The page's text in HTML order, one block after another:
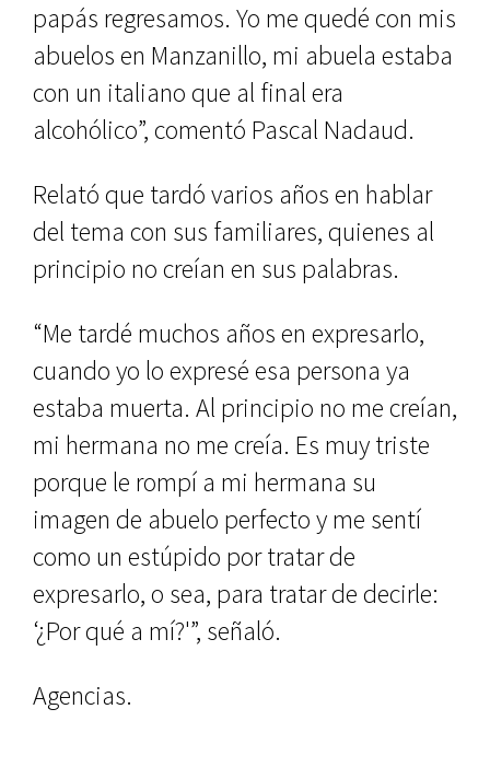
papás regresamos. Yo me quedé con mis
abuelos en Manzanillo, mi abuela estaba
con un italiano que al final era
alcohólico”, comentó Pascal Nadaud.
Relató que tardó varios años en hablar
del tema con sus familiares, quienes al
principio no creían en sus palabras.
“Me tardé muchos años en expresarlo,
cuando yo lo expresé esa persona ya
estaba muerta. Al principio no me creían,
mi hermana no me creía. Es muy triste
porque le rompí a mi hermana su
imagen de abuelo perfecto y me sentí
como un estúpido por tratar de
expresarlo, o sea, para tratar de decirle:
‘¿Por qué a mí?'”, señaló.
Agencias.